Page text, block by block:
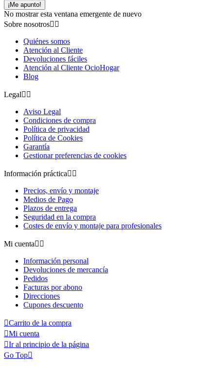
¡Me apunto!
No mostrar esta ventana emergente de nuevo
Sobre nosotros 
Quiénes somos
Atención al Cliente
Devoluciones fáciles
Atención al Cliente OcioHogar
Blog
Legal 
Aviso Legal
Condiciones de compra
Política de privacidad
Política de Cookies
Garantía
Gestionar preferencias de cookies
Información práctica 
Precios, envío y montaje
Medios de Pago
Plazos de entrega
Seguridad en la compra
Costes de envío y montaje para profesionales
Mi cuenta 
Información personal
Devoluciones de mercancía
Pedidos
Facturas por abono
Direcciones
Cupones descuento
Carrito de la compra
Mi cuenta
Ir al principio de la página
Go Top